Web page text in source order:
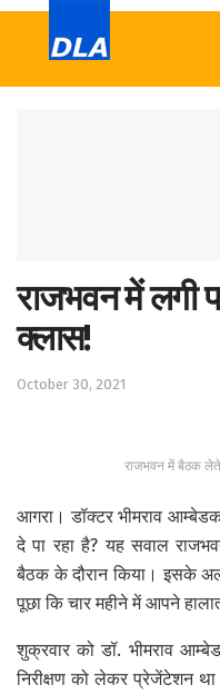
राजभवन में लगी
क्लास!
October 30, 2021
राजभवन में बैठक
आगरा। डॉक्टर भीमराव
दे पा रहा है? यह सवाल
बैठक के दौरान किया। इसके
पूछा कि चार महीने में आपने
शुक्रवार को डॉ. भीमराव
निरीक्षण को लेकर प्रेजेंटेशन